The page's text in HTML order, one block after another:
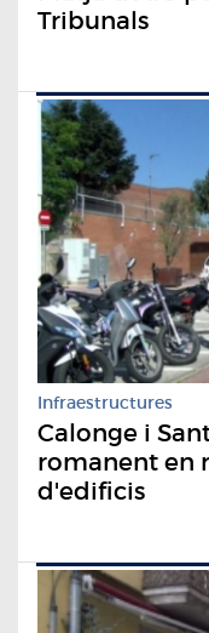
Tribunals
Infraestructures
Calonge i
romanent en
d'edificis